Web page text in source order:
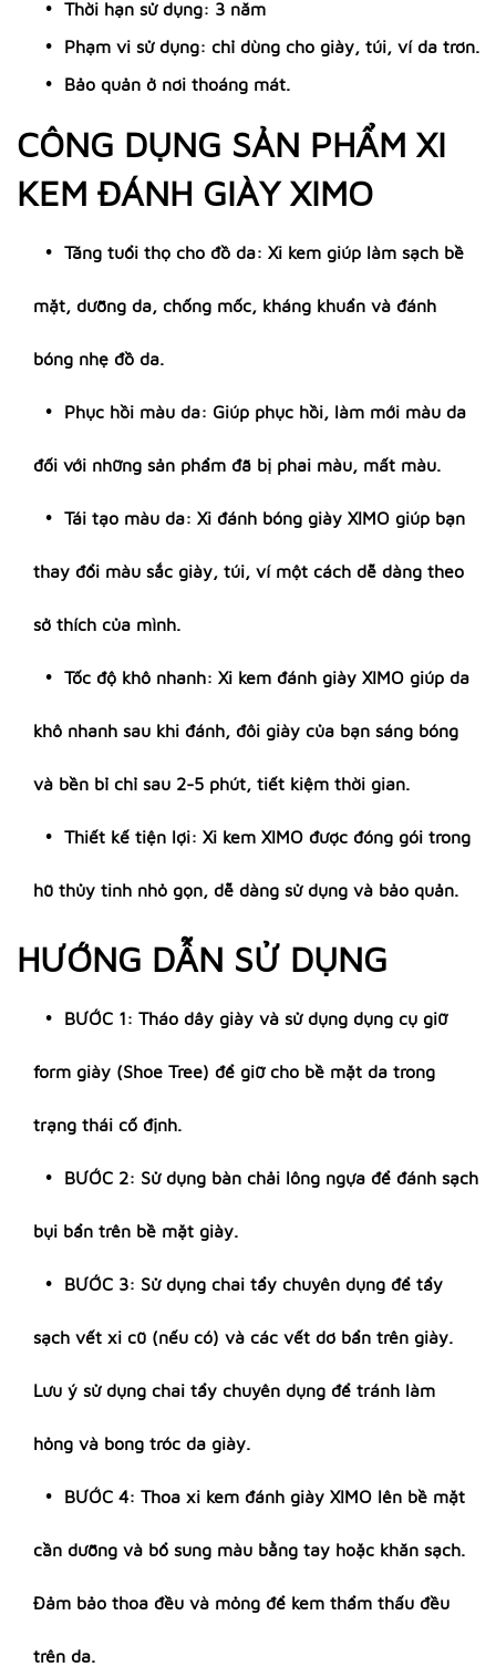
Thời hạn sử dụng: 3 năm
Phạm vi sử dụng: chỉ dùng cho giày, túi, ví da trơn.
Bảo quản ở nơi thoáng mát.
CÔNG DỤNG SẢN PHẨM XI
KEM ĐÁNH GIÀY XIMO
Tăng tuổi thọ cho đồ da: Xi kem giúp làm sạch bề
mặt, dưỡng da, chống mốc, kháng khuẩn và đánh
bóng nhẹ đồ da.
Phục hồi màu da: Giúp phục hồi, làm mới màu da
đối với những sản phẩm đã bị phai màu, mất màu.
Tái tạo màu da: Xi đánh bóng giày XIMO giúp bạn
thay đổi màu sắc giày, túi, ví một cách dễ dàng theo
sở thích của mình.
Tốc độ khô nhanh: Xi kem đánh giày XIMO giúp da
khô nhanh sau khi đánh, đôi giày của bạn sáng bóng
và bền bỉ chỉ sau 2-5 phút, tiết kiệm thời gian.
Thiết kế tiện lợi: Xi kem XIMO được đóng gói trong
hũ thủy tinh nhỏ gọn, dễ dàng sử dụng và bảo quản.
HƯỚNG DẪN SỬ DỤNG
BƯỚC 1: Tháo dây giày và sử dụng dụng cụ giữ
form giày (Shoe Tree) để giữ cho bề mặt da trong
trạng thái cố định.
BƯỚC 2: Sử dụng bàn chải lông ngựa để đánh sạch
bụi bẩn trên bề mặt giày.
BƯỚC 3: Sử dụng chai tẩy chuyên dụng để tẩy
sạch vết xi cũ (nếu có) và các vết dơ bẩn trên giày.
Lưu ý sử dụng chai tẩy chuyên dụng để tránh làm
hỏng và bong tróc da giày.
BƯỚC 4: Thoa xi kem đánh giày XIMO lên bề mặt
cần dưỡng và bổ sung màu bằng tay hoặc khăn sạch.
Đảm bảo thoa đều và mỏng để kem thẩm thấu đều
trên da.